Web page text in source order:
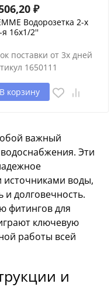
₽
Водорозетка 2-х
я 16х1/2''
поставки от 3х дней
1650111
В корзину
важный
Эти
источниками воды,
и долговечность.
фитингов для
ключевую
работы всей
и